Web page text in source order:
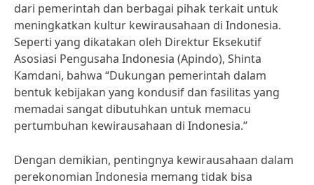
dari pemerintah dan berbagai pihak terkait untuk
meningkatkan kultur kewirausahaan di Indonesia.
Seperti yang dikatakan oleh Direktur Eksekutif
Asosiasi Pengusaha Indonesia (Apindo), Shinta
Kamdani, bahwa “Dukungan pemerintah dalam
bentuk kebijakan yang kondusif dan fasilitas yang
memadai sangat dibutuhkan untuk memacu
pertumbuhan kewirausahaan di Indonesia.”
Dengan demikian, pentingnya kewirausahaan dalam
perekonomian Indonesia memang tidak bisa